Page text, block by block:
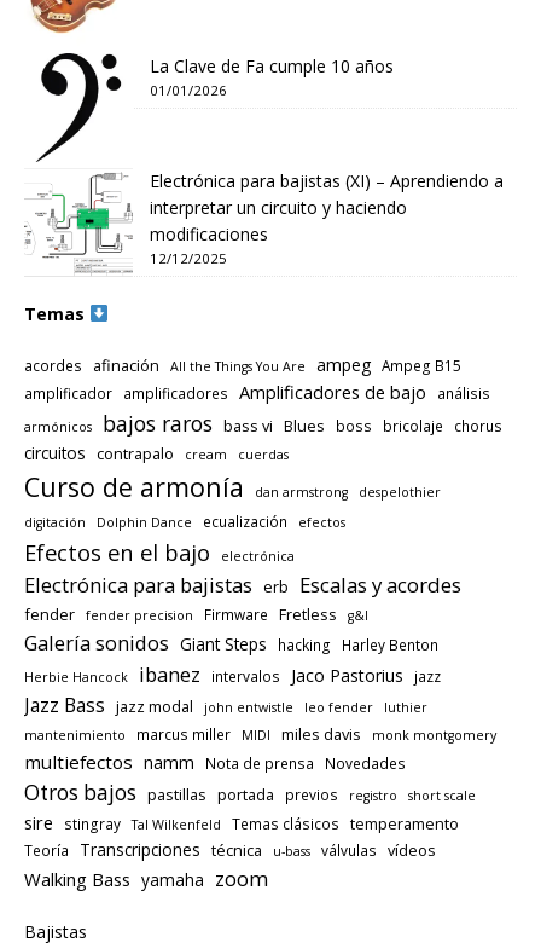
La Clave de Fa cumple 10 años
01/01/2026
Electrónica para bajistas (XI) – Aprendiendo a
interpretar un circuito y haciendo
modificaciones
12/12/2025
Temas
acordes afinación All the Things You Are ampeg Ampeg B15
amplificador
amplificadores Amplificadores de bajo análisis
armónicos bajos raros bass vi Blues boss bricolaje chorus
circuitos contrapalo cream cuerdas
Curso de armonía dan armstrong
despelothier
digitación
Dolphin Dance ecualización efectos
Efectos en el bajo electrónica
Electrónica para bajistas erb Escalas y acordes
fender fender precision Firmware Fretless g&l
Galería sonidos Giant Steps hacking Harley Benton
Herbie Hancock ibanez intervalos Jaco Pastorius jazz
Jazz Bass jazz modal john entwistle leo fender
luthier
mantenimiento
marcus miller MIDI miles davis monk montgomery
multiefectos namm Nota de prensa Novedades
Otros bajos pastillas portada previos registro short scale
sire stingray Tal Wilkenfeld Temas clásicos temperamento
Teoría Transcripciones técnica u-bass válvulas vídeos
Walking Bass yamaha zoom
Bajistas